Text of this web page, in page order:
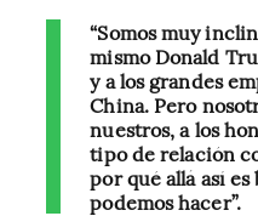
“Somos muy
mismo Donald
y a los grandes
China. Pero
nuestros, a los
tipo de relación
por qué allá así
podemos hacer”.